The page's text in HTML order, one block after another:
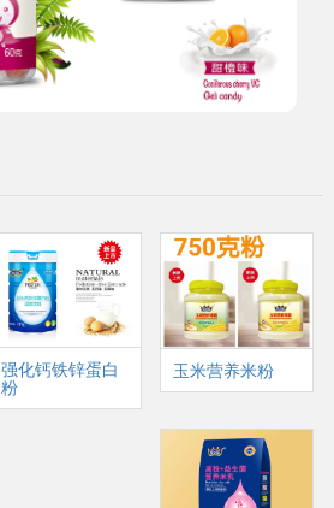
强化钙铁锌蛋白
粉
玉米营养米粉